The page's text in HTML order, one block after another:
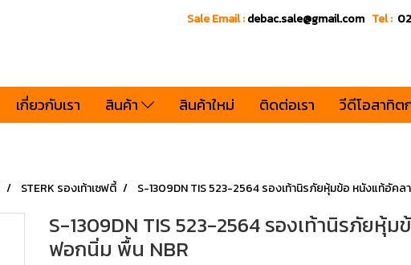
Sale Email :debac.sale@gmail.com Tel :
เกี่ยวกับเรา สินค้า สินค้าใหม่ ติดต่อเรา วีดีโอสาทิต
STERK รองเท้าเซฟตี้ S-1309DN TIS 523-2564 รองเท้านิรภัยหุ้มข้อ หนังแท้อัค
S-1309DN TIS 523-2564 รองเท้านิรภัยหุ้
ฟอกนิ่ม พื้น NBR